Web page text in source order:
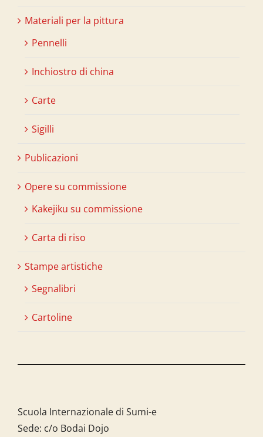
Materiali per la pittura
Pennelli
Inchiostro di china
Carte
Sigilli
Publicazioni
Opere su commissione
Kakejiku su commissione
Carta di riso
Stampe artistiche
Segnalibri
Cartoline
Scuola Internazionale di Sumi-e
Sede: c/o Bodai Dojo